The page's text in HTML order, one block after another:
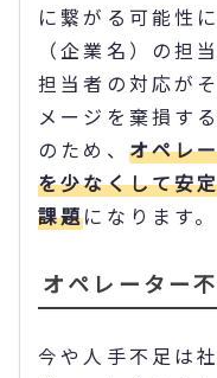
に繋がる可能性
（企業名）の担
担当者の対応が
メージを棄損す
のため、 オペレ
を少なくして安
課題になります。
オペレーター
今や人手不足は